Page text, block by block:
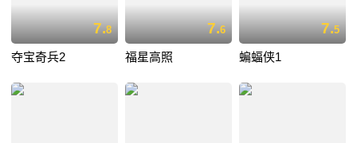
7.8
夺宝奇兵2
7.6
福星高照
7.5
蝙蝠侠1